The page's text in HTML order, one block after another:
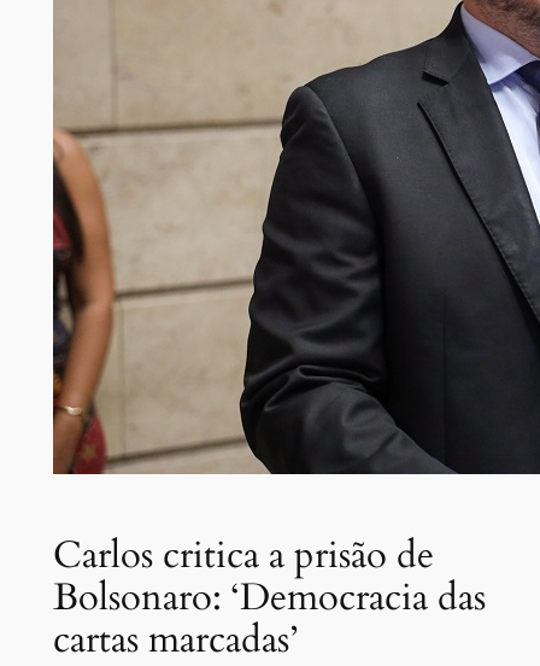
Carlos critica a prisão de
Bolsonaro: ‘Democracia das
cartas marcadas’